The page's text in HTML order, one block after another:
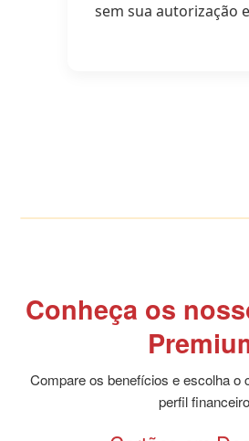
sem sua autorização
Conheça os
Compare os benefícios e escolha o
perfil financeiro